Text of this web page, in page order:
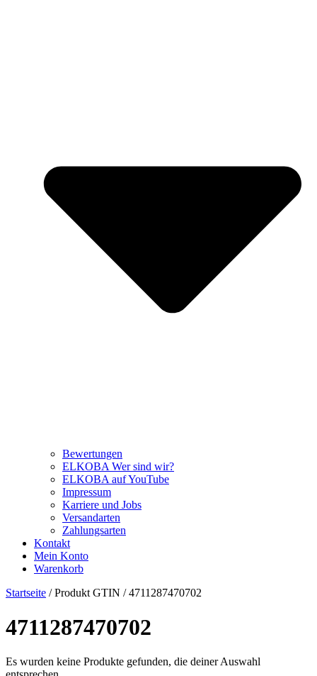
Bewertungen
ELKOBA Wer sind wir?
ELKOBA auf YouTube
Impressum
Karriere und Jobs
Versandarten
Zahlungsarten
Kontakt
Mein Konto
Warenkorb
Startseite / Produkt GTIN / 4711287470702
4711287470702
Es wurden keine Produkte gefunden, die deiner Auswahl